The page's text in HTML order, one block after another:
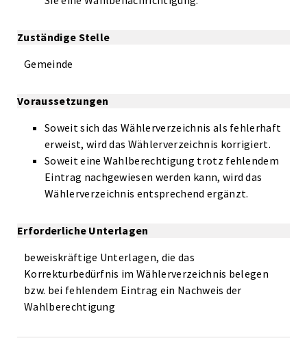
Zuständige Stelle
Gemeinde
Voraussetzungen
Soweit sich das Wählerverzeichnis als fehlerhaft
erweist, wird das Wählerverzeichnis korrigiert.
Soweit eine Wahlberechtigung trotz fehlendem
Eintrag nachgewiesen werden kann, wird das
Wählerverzeichnis entsprechend ergänzt.
Erforderliche Unterlagen
beweiskräftige Unterlagen, die das
Korrekturbedürfnis im Wählerverzeichnis belegen
bzw. bei fehlendem Eintrag ein Nachweis der
Wahlberechtigung